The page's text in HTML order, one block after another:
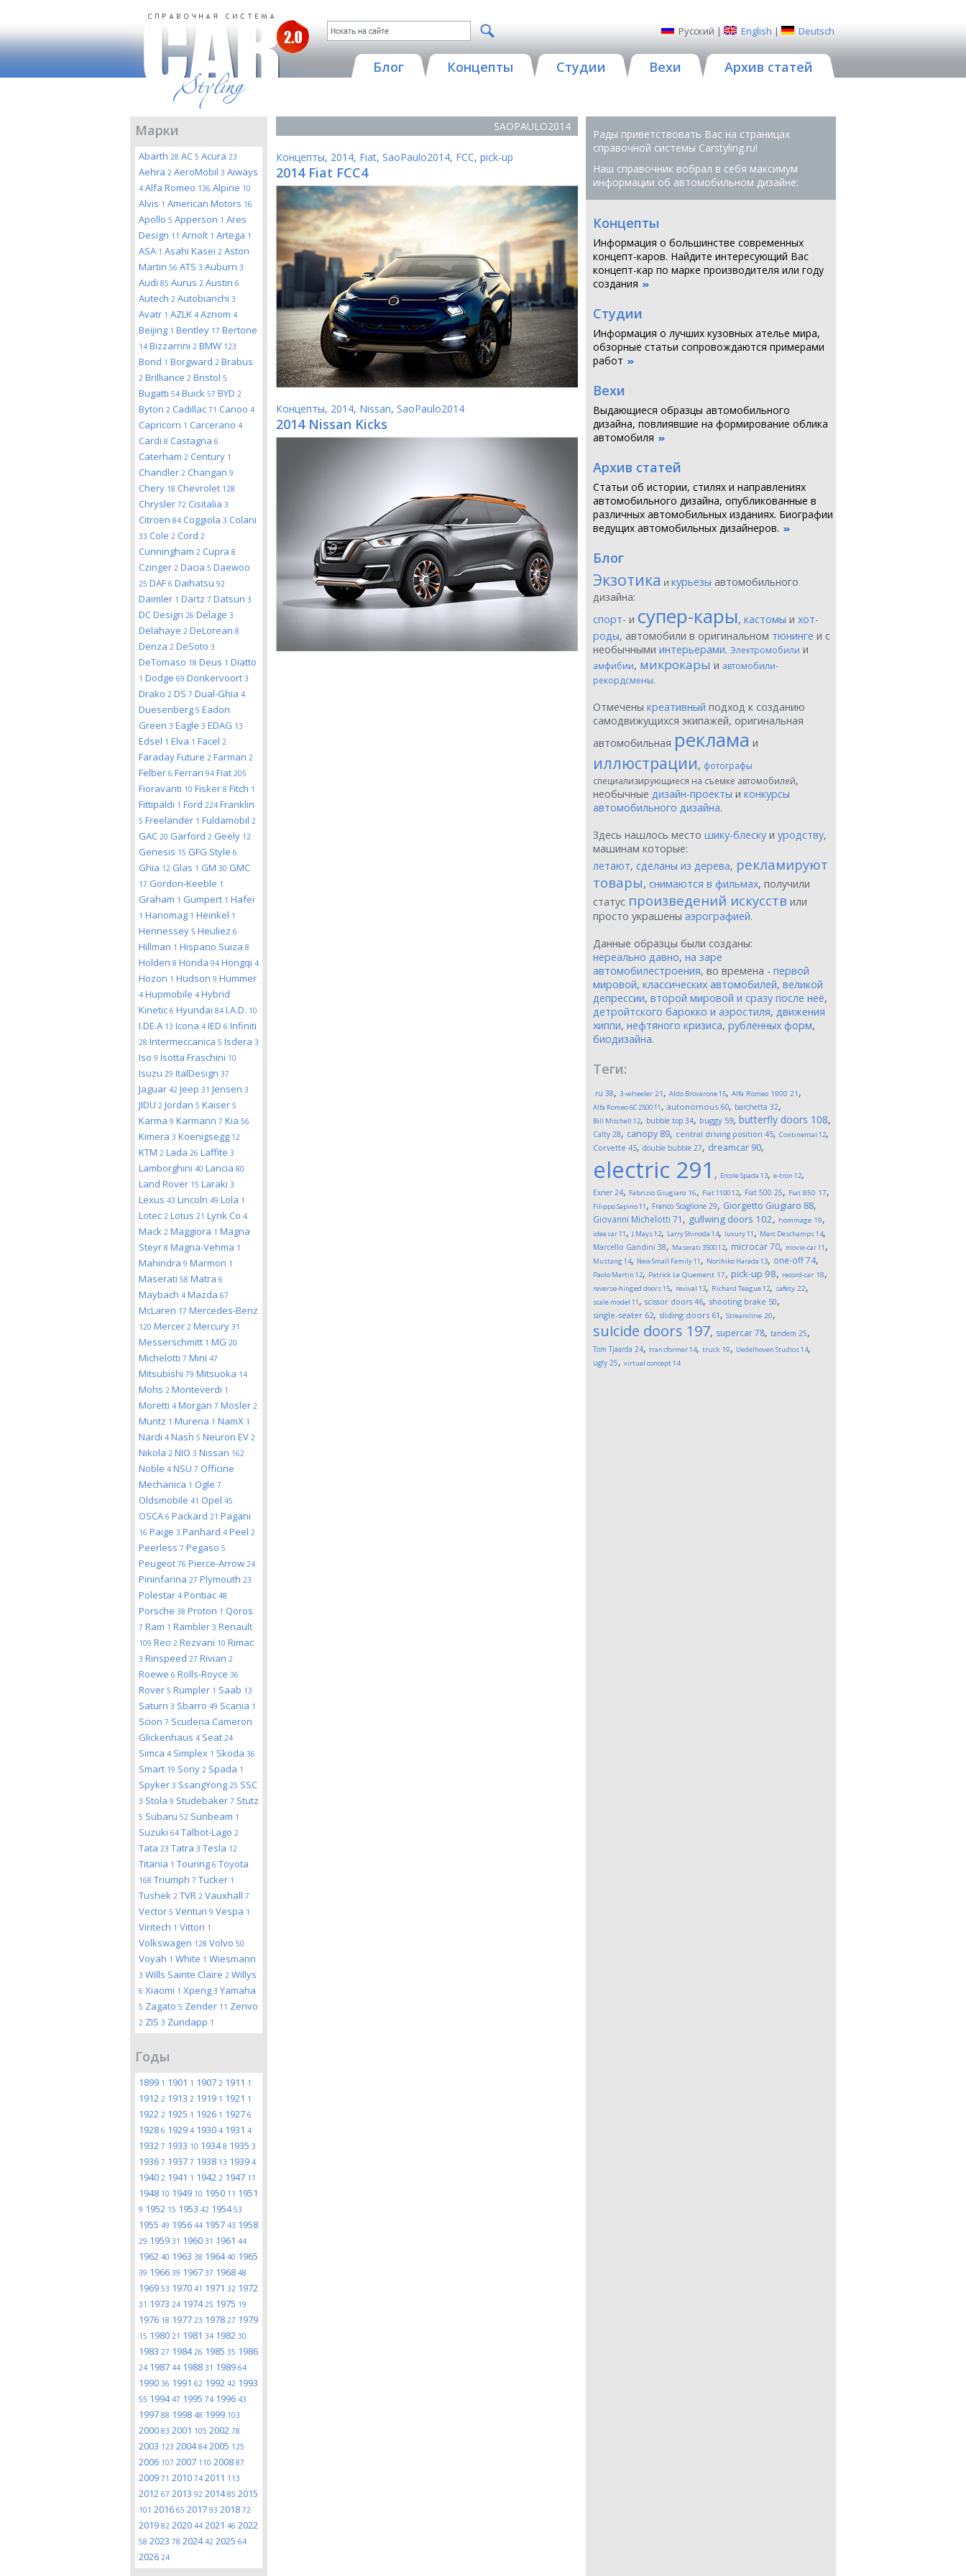
Русский | English | Deutsch
Блог Концепты Студии Вехи Архив статей
Марки
Abarth 28 AC 5 Acura 23
Aehra 2 AeroMobil 3 Aiways
4 Alfa Romeo 136 Alpine 10
Alvis 1 American Motors 16
Apollo 5 Apperson 1 Ares
Design 11 Arnolt 1 Artega 1
ASA 1 Asahi Kasei 2 Aston
Martin 56 ATS 3 Auburn 3
Audi 85 Aurus 2 Austin 6
Autech 2 Autobianchi 3
Avatr 1 AZLK 4 Aznom 4
Beijing 1 Bentley 17 Bertone
14 Bizzarrini 2 BMW 123
Bond 1 Borgward 2 Brabus
2 Brilliance 2 Bristol 5
Bugatti 54 Buick 57 BYD 2
Byton 2 Cadillac 71 Canoo 4
Capricorn 1 Carcerano 4
Cardi 8 Castagna 6
Caterham 2 Century 1
Chandler 2 Changan 9
Chery 18 Chevrolet 128
Chrysler 72 Cisitalia 3
Citroen 84 Coggiola 3 Colani
33 Cole 2 Cord 2
Cunningham 2 Cupra 8
Czinger 2 Dacia 5 Daewoo
25 DAF 6 Daihatsu 92
Daimler 1 Dartz 7 Datsun 3
DC Design 26 Delage 3
Delahaye 2 DeLorean 8
Denza 2 DeSoto 3
DeTomaso 18 Deus 1 Diatto
1 Dodge 69 Donkervoort 3
Drako 2 DS 7 Dual-Ghia 4
Duesenberg 5 Eadon
Green 3 Eagle 3 EDAG 13
Edsel 1 Elva 1 Facel 2
Faraday Future 2 Farman 2
Felber 6 Ferrari 94 Fiat 205
Fioravanti 10 Fisker 8 Fitch 1
Fittipaldi 1 Ford 224 Franklin
5 Freelander 1 Fuldamobil 2
GAC 20 Garford 2 Geely 12
Genesis 15 GFG Style 6
Ghia 12 Glas 1 GM 30 GMC
17 Gordon-Keeble 1
Graham 1 Gumpert 1 Hafei
1 Hanomag 1 Heinkel 1
Hennessey 5 Heuliez 6
Hillman 1 Hispano Suiza 8
Holden 8 Honda 94 Hongqi 4
Hozon 1 Hudson 9 Hummer
4 Hupmobile 4 Hybrid
Kinetic 6 Hyundai 84 I.A.D. 10
I.DE.A 13 Icona 4 IED 6 Infiniti
28 Intermeccanica 5 Isdera 3
Iso 9 Isotta Fraschini 10
Isuzu 29 ItalDesign 37
Jaguar 42 Jeep 31 Jensen 3
JIDU 2 Jordan 5 Kaiser 5
Karma 9 Karmann 7 Kia 56
Kimera 3 Koenigsegg 12
KTM 2 Lada 26 Laffite 3
Lamborghini 40 Lancia 80
Land Rover 15 Laraki 3
Lexus 43 Lincoln 49 Lola 1
Lotec 2 Lotus 21 Lynk Co 4
Mack 2 Maggiora 1 Magna
Steyr 8 Magna-Vehma 1
Mahindra 9 Marmon 1
Maserati 58 Matra 6
Maybach 4 Mazda 67
McLaren 17 Mercedes-Benz
120 Mercer 2 Mercury 31
Messerschmitt 1 MG 20
Michelotti 7 Mini 47
Mitsubishi 79 Mitsuoka 14
Mohs 2 Monteverdi 1
Moretti 4 Morgan 7 Mosler 2
Muntz 1 Murena 1 NamX 1
Nardi 4 Nash 5 Neuron EV 2
Nikola 2 NIO 3 Nissan 162
Noble 4 NSU 7 Officine
Mechanica 1 Ogle 7
Oldsmobile 41 Opel 45
OSCA 6 Packard 21 Pagani
16 Paige 3 Panhard 4 Peel 2
Peerless 7 Pegaso 5
Peugeot 76 Pierce-Arrow 24
Pininfarina 27 Plymouth 23
Polestar 4 Pontiac 48
Porsche 38 Proton 1 Qoros
7 Ram 1 Rambler 3 Renault
109 Reo 2 Rezvani 10 Rimac
3 Rinspeed 27 Rivian 2
Roewe 6 Rolls-Royce 36
Rover 5 Rumpler 1 Saab 13
Saturn 3 Sbarro 49 Scania 1
Scion 7 Scuderia Cameron
Glickenhaus 4 Seat 24
Simca 4 Simplex 1 Skoda 36
Smart 19 Sony 2 Spada 1
Spyker 3 SsangYong 25 SSC
3 Stola 9 Studebaker 7 Stutz
5 Subaru 52 Sunbeam 1
Suzuki 64 Talbot-Lago 2
Tata 23 Tatra 3 Tesla 12
Titania 1 Touring 6 Toyota
168 Triumph 7 Tucker 1
Tushek 2 TVR 2 Vauxhall 7
Vector 5 Venturi 9 Vespa 1
Viritech 1 Vittori 1
Volkswagen 128 Volvo 50
Voyah 1 White 1 Wiesmann
3 Wills Sainte Claire 2 Willys
6 Xiaomi 1 Xpeng 3 Yamaha
5 Zagato 5 Zender 11 Zenvo
2 ZIS 3 Zundapp 1
Годы
1899 1 1901 1 1907 2 1911 1
1912 2 1913 2 1919 1 1921 1
1922 2 1925 1 1926 1 1927 6
1928 6 1929 4 1930 4 1931 4
1932 7 1933 10 19348 1935 3
1936 7 1937 7 1938 13 1939 4
1940 2 1941 1 1942 2 1947 11
1948 10 1949 10 1950 11 1951
9 1952 15 1953 42 195453
1955 49 1956 44 1957 43 1958
29 1959 31 1960 31 1961 44
1962 40 1963 38 196440 1965
39 1966 39 1967 37 1968 48
1969 53 1970 41 1971 32 1972
31 1973 24 197425 1975 19
1976 18 1977 23 1978 27 1979
15 1980 21 1981 34 1982 30
1983 27 198426 1985 35 1986
24 1987 44 1988 31 1989 64
1990 36 1991 62 1992 42 1993
55 199447 1995 74 1996 43
1997 88 1998 48 1999 103
2000 83 2001 105 2002 78
2003 123 200484 2005 125
2006 107 2007 110 2008 87
2009 71 2010 74 2011 113
2012 67 2013 92 201485 2015
101 2016 65 2017 93 2018 72
2019 82 2020 44 2021 46 2022
58 2023 78 202442 2025 64
2026 24
SAOPAULO2014
Концепты, 2014, Fiat, SaoPaulo2014, FCC, pick-up
2014 Fiat FCC4
Концепты, 2014, Nissan, SaoPaulo2014
2014 Nissan Kicks
Рады приветствовать Вас на страницах
справочной системы Сarstyling.ru!
Наш справочник вобрал в себя максимум
информации об автомобильном дизайне:
Концепты
Информация о большинстве современных
концепт-каров. Найдите интересующий Вас
концепт-кар по марке производителя или году
создания
Студии
Информация о лучших кузовных ателье мира,
обзорные статьи сопровождаются примерами
работ
Вехи
Выдающиеся образцы автомобильного
дизайна, повлиявшие на формирование облика
автомобиля
Архив статей
Статьи об истории, стилях и направлениях
автомобильного дизайна, опубликованные в
различных автомобильных изданиях. Биографии
ведущих автомобильных дизайнеров.
Блог
Экзотика и курьезы автомобильного
дизайна:
спорт- и супер-кары, кастомы и хот-
роды, автомобили в оригинальном тюнинге и с
необычными интерьерами. Электромобили и
амфибии, микрокары и автомобили-
рекордсмены.
Отмечены креативный подход к созданию
самодвижущихся экипажей, оригинальная
автомобильная реклама и
иллюстрации, фотографы
специализирующиеся на съемке автомобилей,
необычные дизайн-проекты и конкурсы
автомобильного дизайна.
Здесь нашлось место шику-блеску и уродству,
машинам которые:
летают, сделаны из дерева, рекламируют
товары, снимаются в фильмах, получили
статус произведений искусств или
просто украшены аэрографией.
Данные образцы были созданы:
нереально давно, на заре
автомобилестроения, во времена - первой
мировой, классических автомобилей, великой
депрессии, второй мировой и сразу после неё,
детройтского барокко и аэростиля, движения
хиппи, нефтяного кризиса, рубленных форм,
биодизайна.
Теги:
.ru 38, 3-wheeler 21 , Aldo Brovarone15, Alfa Romeo 1900 21 ,
Alfa Romeo 6C 250011 , autonomous 60, barchetta 32,
Bill Mitchell 12, bubble top 34, buggy 59, butterfly doors 108,
Calty 28, canopy 89, central driving position 45, Continental 12,
Corvette 45, double bubble 27, dreamcar 90,
electric 291 , Ercole Spada 13, e-tron 12,
Exner 24, Fabrizio Giugiaro 16, Fiat 110012, Fiat 500 25, Fiat 850 17,
Filippo Sapino11 , Franco Scaglione 29, Giorgetto Giugiaro 88,
Giovanni Michelotti 71 , gullwing doors 102, hommage 19,
idea car11 , J Mays12, Larry Shinoda 14, luxury11 , Marc Deschamps14,
Marcello Gandini 38, Maserati 350012, microcar70, movie-car11 ,
Mustang 14, New Small Family11 , Norihiko Harada 13, one-off74,
Paolo Martin 12, Patrick Le Quement 17, pick-up 98, record-car 18,
reverse-hinged doors15, revival 13, Richard Teague12, safety 22,
scale model 11 , scissor doors 46, shooting brake 50,
single-seater 62, sliding doors 61 , Streamline 20,
suicide doors 197, supercar78, tandem 25,
Tom Tjaarda 24, transformer14, truck 19, Uedelhoven Studios14,
ugly 25, virtual concept14